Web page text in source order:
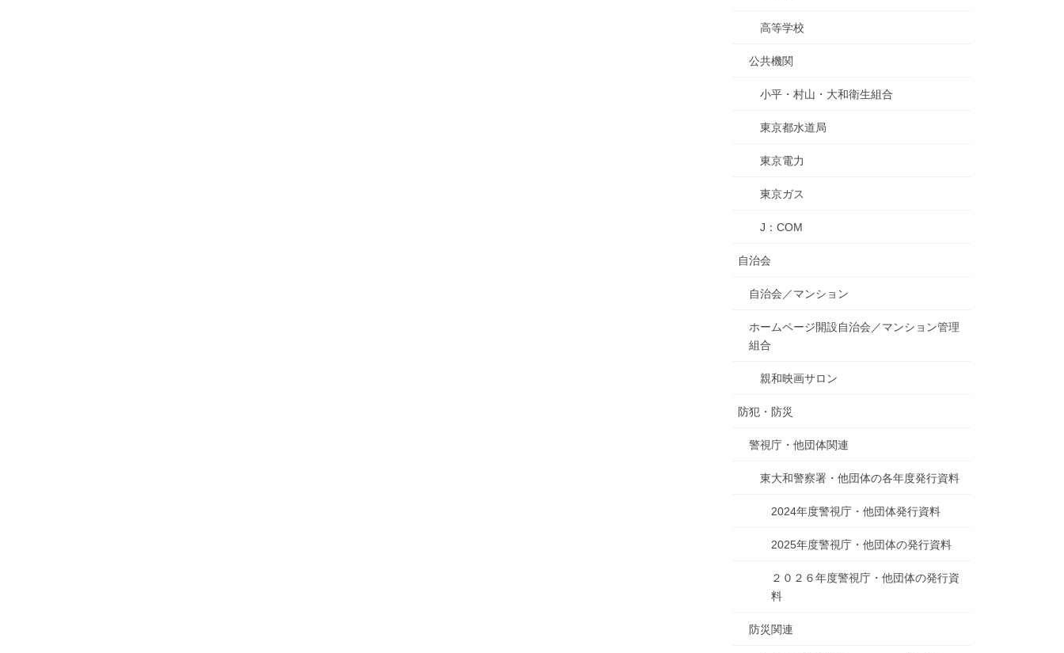
高等学校
公共機関
小平・村山・大和衛生組合
東京都水道局
東京電力
東京ガス
J：COM
自治会
自治会／マンション
ホームページ開設自治会／マンション管理
組合
親和映画サロン
防犯・防災
警視庁・他団体関連
東大和警察署・他団体の各年度発行資料
2024年度警視庁・他団体発行資料
2025年度警視庁・他団体の発行資料
２０２６年度警視庁・他団体の発行資
料
防災関連